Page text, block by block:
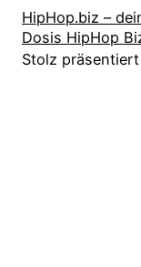
HipHop.biz –
Dosis HipHop
Stolz